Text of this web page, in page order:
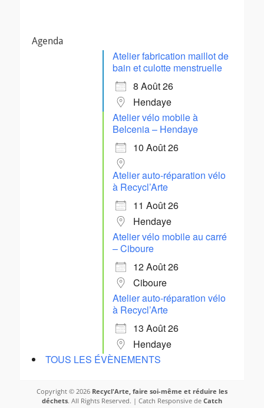
Agenda
Atelier fabrication maillot de
bain et culotte menstruelle
8 Août 26
Hendaye
Atelier vélo mobile à
Belcenia – Hendaye
10 Août 26
Atelier auto-réparation vélo
à Recycl’Arte
11 Août 26
Hendaye
Atelier vélo mobile au carré
– Ciboure
12 Août 26
Ciboure
Atelier auto-réparation vélo
à Recycl’Arte
13 Août 26
Hendaye
TOUS LES ÉVÈNEMENTS
Copyright © 2026 Recycl'Arte, faire soi-même et réduire les
déchets. All Rights Reserved. | Catch Responsive de Catch